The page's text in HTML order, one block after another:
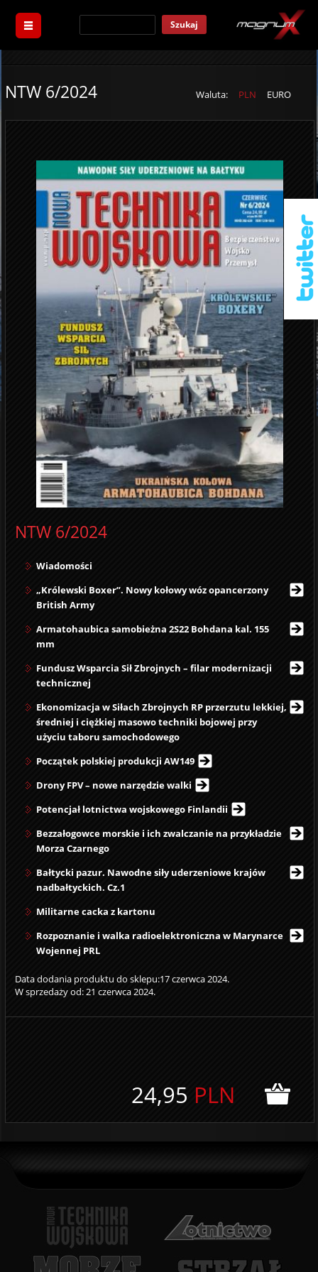
Szukaj
Waluta: PLN EURO
NTW 6/2024
NTW 6/2024
Wiadomości
„Królewski Boxer”. Nowy kołowy wóz opancerzony
British Army
Armatohaubica samobieżna 2S22 Bohdana kal. 155
mm
Fundusz Wsparcia Sił Zbrojnych – filar modernizacji
technicznej
Ekonomizacja w Siłach Zbrojnych RP przerzutu lekkiej,
średniej i ciężkiej masowo techniki bojowej przy
użyciu taboru samochodowego
Początek polskiej produkcji AW149
Drony FPV – nowe narzędzie walki
Potencjał lotnictwa wojskowego Finlandii
Bezzałogowce morskie i ich zwalczanie na przykładzie
Morza Czarnego
Bałtycki pazur. Nawodne siły uderzeniowe krajów
nadbałtyckich. Cz.1
Militarne cacka z kartonu
Rozpoznanie i walka radioelektroniczna w Marynarce
Wojennej PRL
Data dodania produktu do sklepu:17 czerwca 2024.
W sprzedaży od: 21 czerwca 2024.
24,95 PLN